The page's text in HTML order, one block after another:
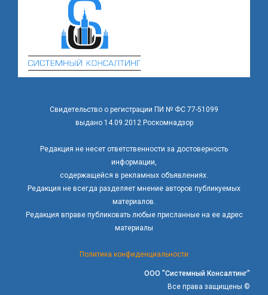
Свидетельство о регистрации ПИ № ФС 77-51099
выдано 14.09.2012 Роскомнадзор
Редакция не несет ответственности за достоверность
информации,
содержащейся в рекламных объявлениях.
Редакция не всегда разделяет мнение авторов публикуемых
материалов.
Редакция вправе публиковать любые присланные на ее адрес
материалы
Политика конфиденциальности
ООО "Системный Консалтинг"
Все права защищены ©